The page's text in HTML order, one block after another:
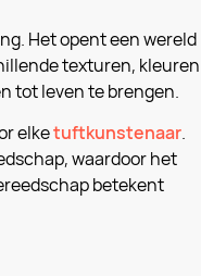
Het opent een wereld
texturen, kleuren
tot leven te brengen.
elketuftkunstenaar.
waardoor het
betekent